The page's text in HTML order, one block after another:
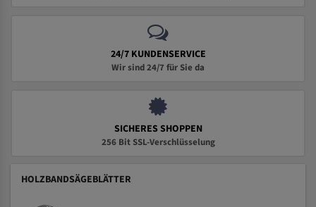
24/7 KUNDENSERVICE
Wir sind 24/7 für Sie da
SICHERES SHOPPEN
256 Bit SSL-Verschlüsselung
HOLZBANDSÄGEBLÄTTER